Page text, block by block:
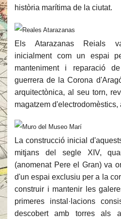
història marítima de la ciutat.
Els Atarazanas Reials
inicialment com un espai
manteniment i reparació
guerrera de la Corona
arquitectònica, al seu torn,
magatzem d'electrodomèstics,
La construcció inicial
mitjans del segle XIV,
(anomenat Pere el Gran) va
d'un espai exclusiu per a la
construir i mantenir les
primeres instal·lacions
descobert amb torres als